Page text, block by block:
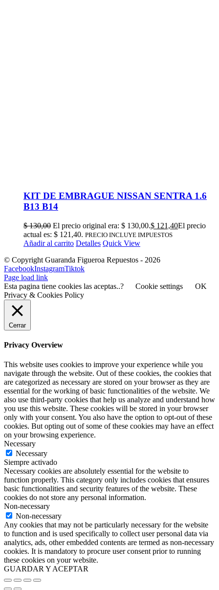
KIT DE EMBRAGUE NISSAN SENTRA 1.6
B13 B14
$130,00 El precio original era: $ 130,00.$ 121,40El precio
actual es: $ 121,40. PRECIO INCLUYE IMPUESTOS
Añadir al carrito Detalles Quick View
© Copyright Guaranda Figueroa Repuestos - 2026
FacebookInstagramTiktok
Page load link
Esta pagina tiene cookies las aceptas..?
Cookie settings
OK
Privacy & Cookies Policy
Cerrar
Privacy Overview
This website uses cookies to improve your experience while you
navigate through the website. Out of these cookies, the cookies that
are categorized as necessary are stored on your browser as they are
essential for the working of basic functionalities of the website. We
also use third-party cookies that help us analyze and understand how
you use this website. These cookies will be stored in your browser
only with your consent. You also have the option to opt-out of these
cookies. But opting out of some of these cookies may have an effect
on your browsing experience.
Necessary
Necessary
Siempre activado
Necessary cookies are absolutely essential for the website to
function properly. This category only includes cookies that ensures
basic functionalities and security features of the website. These
cookies do not store any personal information.
Non-necessary
Non-necessary
Any cookies that may not be particularly necessary for the website
to function and is used specifically to collect user personal data via
analytics, ads, other embedded contents are termed as non-necessary
cookies. It is mandatory to procure user consent prior to running
these cookies on your website.
GUARDAR Y ACEPTAR